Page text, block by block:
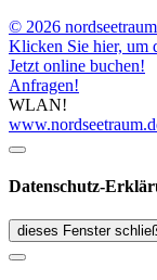
© 2026
Klicken Sie hier, um
Jetzt online buchen!
Anfragen!
WLAN!
Datenschutz-
dieses Fenster